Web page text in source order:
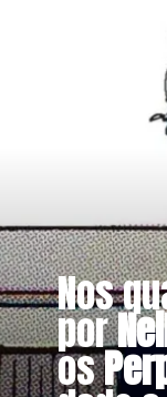
Nos
por
os